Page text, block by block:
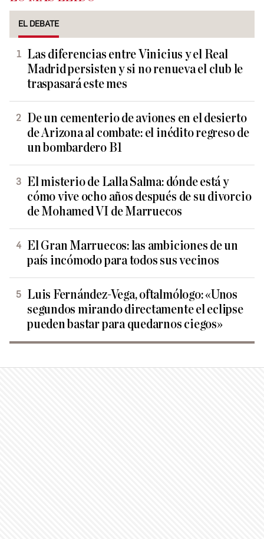
EL DEBATE
Las diferencias entre Vinicius y el Real
Madrid persisten y si no renueva el club le
traspasará este mes
De un cementerio de aviones en el desierto
de Arizona al combate: el inédito regreso de
un bombardero B1
El misterio de Lalla Salma: dónde está y
cómo vive ocho años después de su divorcio
de Mohamed VI de Marruecos
El Gran Marruecos: las ambiciones de un
país incómodo para todos sus vecinos
Luis Fernández-Vega, oftalmólogo: «Unos
segundos mirando directamente el eclipse
pueden bastar para quedarnos ciegos»